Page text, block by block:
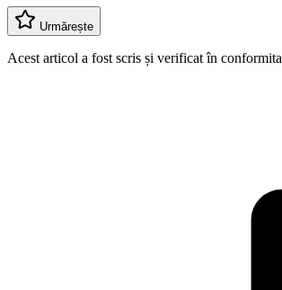
Urmărește
Acest articol a fost scris și verificat în